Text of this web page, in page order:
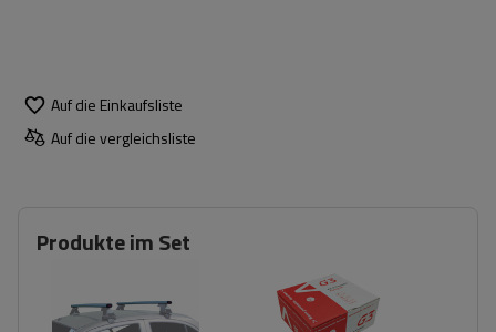
Auf die Einkaufsliste
Auf die vergleichsliste
Produkte im Set